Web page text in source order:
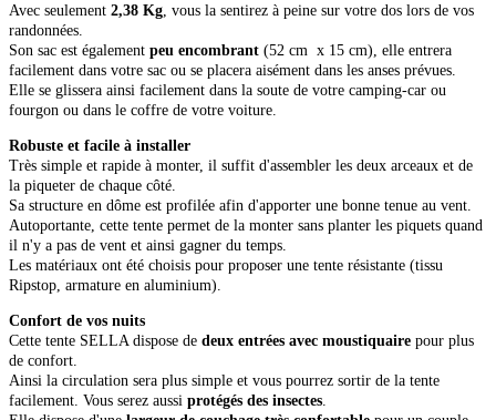
Avec seulement 2,38 Kg , vous la sentirez à peine sur votre dos lors de vos
randonnées.
Son sac est également peu encombrant (52 cm x 15 cm), elle entrera
facilement dans votre sac ou se placera aisément dans les anses prévues.
Elle se glissera ainsi facilement dans la soute de votre camping-car ou
fourgon ou dans le coffre de votre voiture.
Robuste et facile à installer
Très simple et rapide à monter, il suffit d'assembler les deux arceaux et de
la piqueter de chaque côté.
Sa structure en dôme est profilée afin d'apporter une bonne tenue au vent.
Autoportante, cette tente permet de la monter sans planter les piquets quand
il n'y a pas de vent et ainsi gagner du temps.
Les matériaux ont été choisis pour proposer une tente résistante (tissu
Ripstop, armature en aluminium).
Confort de vos nuits
Cette tente SELLA dispose de deux entrées avec moustiquaire pour plus
de confort.
Ainsi la circulation sera plus simple et vous pourrez sortir de la tente
facilement. Vous serez aussi protégés des insectes